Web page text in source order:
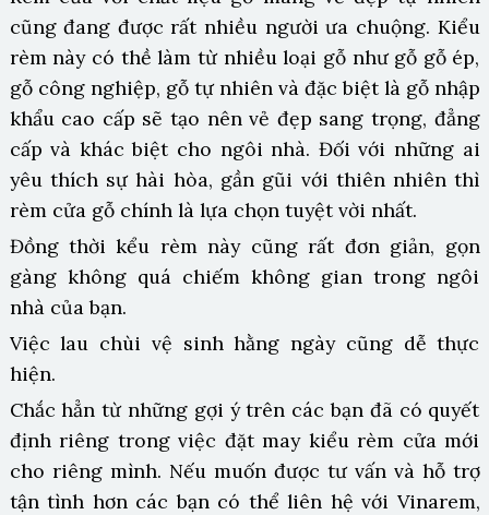
cũng đang được rất nhiều người ưa chuộng. Kiểu
rèm này có thề làm từ nhiều loại gỗ như gỗ gỗ ép,
gỗ công nghiệp, gỗ tự nhiên và đặc biệt là gỗ nhập
khẩu cao cấp sẽ tạo nên vẻ đẹp sang trọng, đẳng
cấp và khác biệt cho ngôi nhà. Đối với những ai
yêu thích sự hài hòa, gần gũi với thiên nhiên thì
rèm cửa gỗ chính là lựa chọn tuyệt vời nhất.
Đồng thời kểu rèm này cũng rất đơn giản, gọn
gàng không quá chiếm không gian trong ngôi
nhà của bạn.
Việc lau chùi vệ sinh hằng ngày cũng dễ thực
hiện.
Chắc hẳn từ những gợi ý trên các bạn đã có quyết
định riêng trong việc đặt may kiểu rèm cửa mới
cho riêng mình. Nếu muốn được tư vấn và hỗ trợ
tận tình hơn các bạn có thể liên hệ với Vinarem,